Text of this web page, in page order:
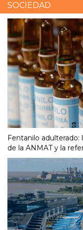
SOCIEDAD
Fentanilo
de la ANMAT y la